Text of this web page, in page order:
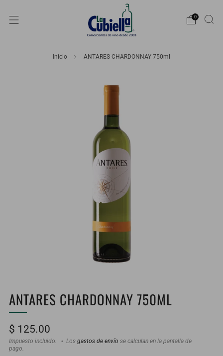
0
Inicio ANTARES CHARDONNAY 750ml
ANTARES CHARDONNAY 750ML
Precio
habitual
$ 125.00
Impuesto incluido. Los gastos de envío se calculan en la pantalla de
pago.